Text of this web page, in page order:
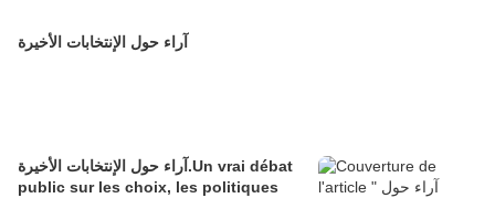
آراء حول الإنتخابات الأخيرة
آراء حول الإنتخابات الأخيرة.Un vrai débat
public sur les choix, les politiques